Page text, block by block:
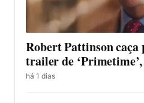
Robert Pattinson caça
trailer de
há 1 dias